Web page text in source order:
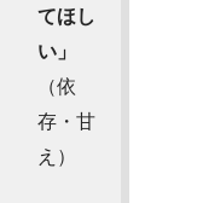
てほし
い」
（依
存・甘
え）